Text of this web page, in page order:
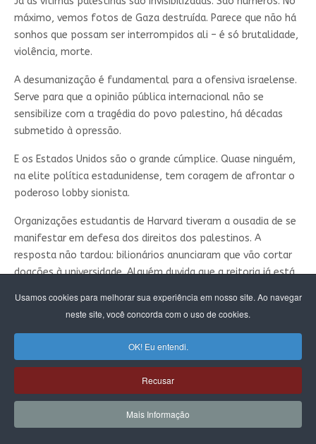
Usamos cookies para melhorar sua experiência em nosso site. Ao navegar
neste site, você concorda com o uso de cookies.
OK! Eu entendi.
Recusar
Mais Informação
máximo, vemos fotos de Gaza destruída. Parece que não há
sonhos que possam ser interrompidos ali – é só brutalidade,
violência, morte.
A desumanização é fundamental para a ofensiva israelense.
Serve para que a opinião pública internacional não se
sensibilize com a tragédia do povo palestino, há décadas
submetido à opressão.
E os Estados Unidos são o grande cúmplice. Quase ninguém,
na elite política estadunidense, tem coragem de afrontar o
poderoso lobby sionista.
Organizações estudantis de Harvard tiveram a ousadia de se
manifestar em defesa dos direitos dos palestinos. A
resposta não tardou: bilionários anunciaram que vão cortar
doações à universidade. Alguém duvida que a reitoria já está
No Conselho de Segurança das Nações Unidas, os EUA usaram
seu poder de veto para barrar a proposta de resolução
Diziam que, quando Joe Biden morresse, Kamala Harris ia se
tornar a primeira mulher negra a ordenar o bombardeio de
um país do Terceiro Mundo – uma vitória identitária, sem
dúvida. Ainda não chegamos lá, mas a embaixadora Linda